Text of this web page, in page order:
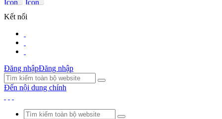
Kết nối
Đăng nhậpĐăng nhập
Đến nội dung chính